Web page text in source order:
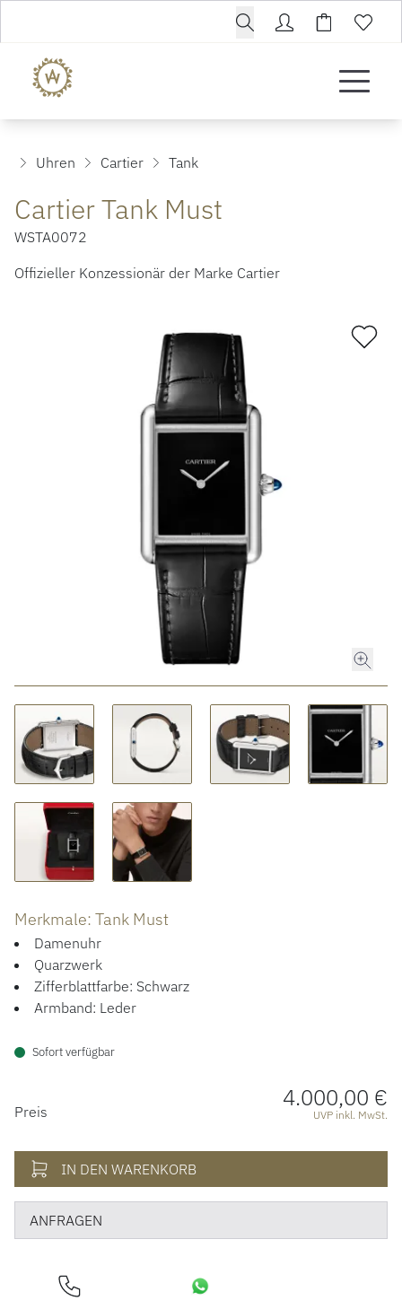
ROLEX CERTIFIED PRE-OWNED
HOCHZEIT
ACCESSOIRES
ÜBER UNS
Uhren Cartier Tank
Cartier Tank Must
WSTA0072
Offizieller Konzessionär der Marke Cartier
Merkmale: Tank Must
Damenuhr
Quarzwerk
Zifferblattfarbe: Schwarz
Armband: Leder
Sofort verfügbar
PREISINFORMATIONEN
Preis 4.000,00 €
UVP inkl. MwSt.
IN DEN WARENKORB
ANFRAGEN